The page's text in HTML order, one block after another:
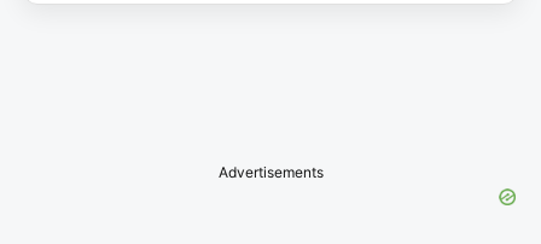
Advertisements